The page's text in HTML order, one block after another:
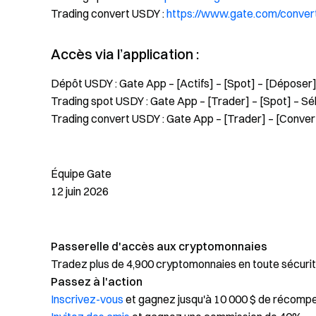
Trading convert USDY :https://www.gate.com/
Accès via l’application :
Dépôt USDY : Gate App – [Actifs] – [Spot] –
Trading spot USDY : Gate App – [Trader] – [Spot] –
Trading convert USDY : Gate App – [Trader] –
Équipe Gate
12 juin 2026
Passerelle d'accès aux cryptomonnaies
Tradez plus de 4,900 cryptomonnaies en toute
Passez à l'action
Inscrivez-vous et gagnez jusqu'à 10 000 $ de